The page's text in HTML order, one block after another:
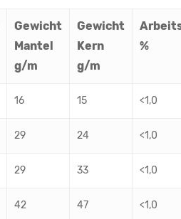
Gewicht
Mantel
g/m
Gewicht
Kern
g/m
%
16 15 <1,0
29 24 <1,0
29 33 <1,0
42 47 <1,0